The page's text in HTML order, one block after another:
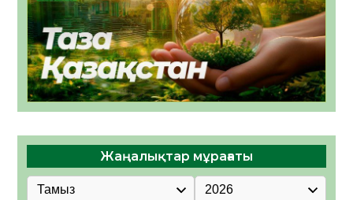
Жаңалықтар мұрағаты